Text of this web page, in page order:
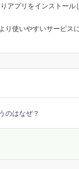
アプリをインストー
り使いやすいサービス
のはなぜ？